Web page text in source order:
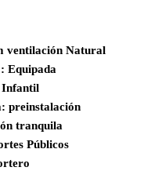
ventilación Natural
Equipada
Infantil
preinstalación
tranquila
Públicos